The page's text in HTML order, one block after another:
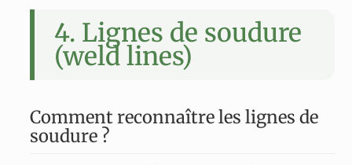
4. Lignes de soudure
(weld lines)
Comment reconnaître les lignes de
soudure ?